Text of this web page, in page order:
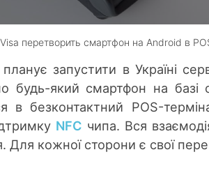
перетворить смартфон на Android в
планує запустити в Україні
будь-який смартфон на базі
в безконтактний POS-
NFC чипа. Вся
Для кожної сторони є свої